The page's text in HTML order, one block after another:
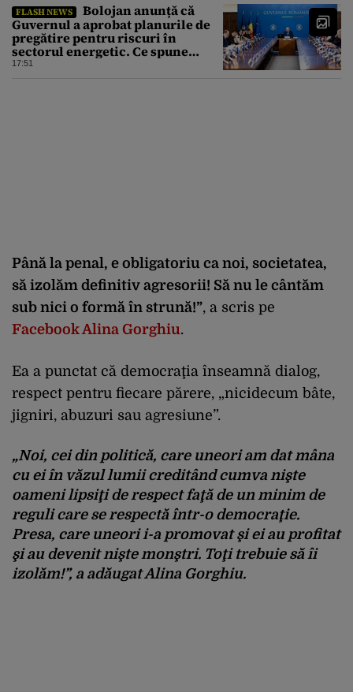
FLASH NEWS
Bolojan anunță că
Guvernul a aprobat planurile de
pregătire pentru riscuri în
sectorul energetic. Ce spune
premierul despre consumul
17:51
Până la penal, e obligatoriu ca noi, societatea,
să izolăm definitiv agresorii! Să nu le cântăm
sub nici o formă în strună!”, a scris pe
Facebook Alina Gorghiu.
Ea a punctat că democraţia înseamnă dialog,
respect pentru fiecare părere, „nicidecum bâte,
jigniri, abuzuri sau agresiune”.
„Noi, cei din politică, care uneori am dat mâna
cu ei în văzul lumii creditând cumva nişte
oameni lipsiţi de respect faţă de un minim de
reguli care se respectă într-o democraţie.
Presa, care uneori i-a promovat şi ei au profitat
şi au devenit nişte monştri. Toţi trebuie să îi
izolăm!”, a adăugat Alina Gorghiu.